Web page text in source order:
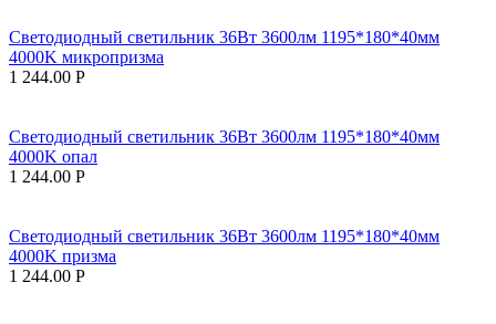
Светодиодный светильник 36Вт 3600лм 1195*180*40мм
4000K микропризма
1 244.00 Р
Светодиодный светильник 36Вт 3600лм 1195*180*40мм
4000K опал
1 244.00 Р
Светодиодный светильник 36Вт 3600лм 1195*180*40мм
4000K призма
1 244.00 Р